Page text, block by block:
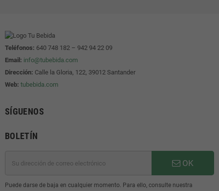
Teléfonos: 640 748 182 – 942 94 22 09
Email: info@tubebida.com
Dirección: Calle la Gloria, 122, 39012 Santander
Web: tubebida.com
SÍGUENOS
BOLETÍN
OK
Puede darse de baja en cualquier momento. Para ello, consulte nuestra